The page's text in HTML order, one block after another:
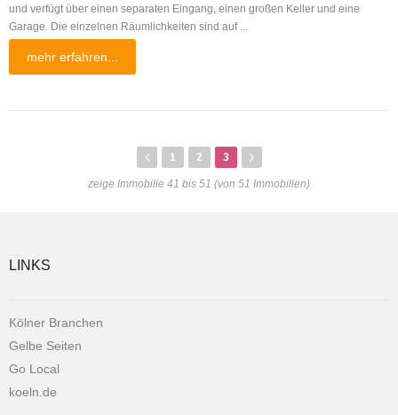
und verfügt über einen separaten Eingang, einen großen Keller und eine
Garage. Die einzelnen Räumlichkeiten sind auf ...
mehr erfahren...
1 2 3
zeige Immobilie 41 bis 51 (von 51 Immobilien)
LINKS
Kölner Branchen
Gelbe Seiten
Go Local
koeln.de